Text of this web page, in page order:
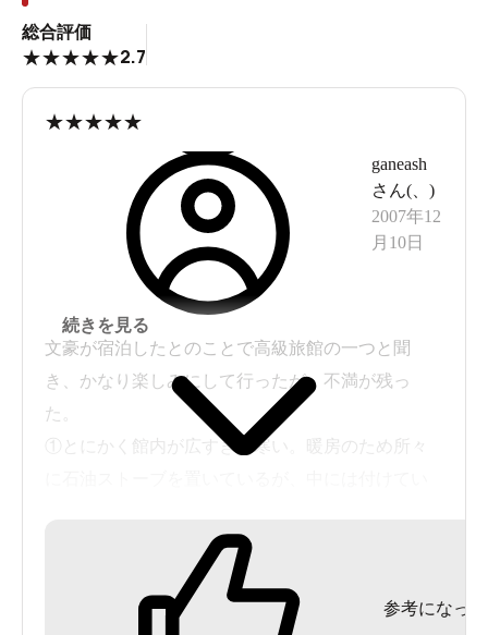
総合評価
★★★★★2.7
★★★★★
ganeash
さん(
)
2007年12
月10日
文豪が宿泊したとのことで高級旅館の一つと聞
き、かなり楽しみにして行ったが、不満が残っ
た。
①とにかく館内が広すぎて寒い。暖房のため所々
②内風呂の湯船に落ち葉が何枚も落ちていて、お
湯が張っておらず寒々しい。
③建物自体が古いのでしかたがないのかもしれな
続きを見る
参考になった